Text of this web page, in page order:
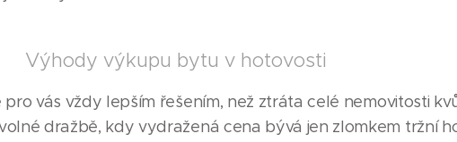
Výhody výkupu bytu v hotovosti
vás vždy lepším řešením, než ztráta celé nemovitosti
dražbě, kdy vydražená cena bývá jen zlomkem tržní